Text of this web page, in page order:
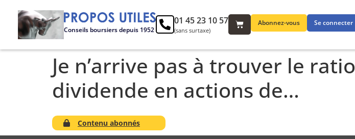
Conseils boursiers depuis 1952
Abonnez-vous Se connecter
01 45 23 10 57
(sans surtaxe)
Je n’arrive pas à trouver le
dividende en actions de…
Contenu abonnés